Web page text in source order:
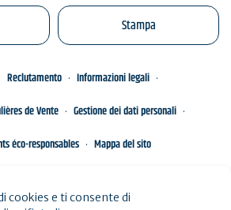
Stampa
Reclutamento
Informazioni legali
de Vente
Gestione dei dati personali
éco-responsables
Mappa del sito
cookies e ti consente di